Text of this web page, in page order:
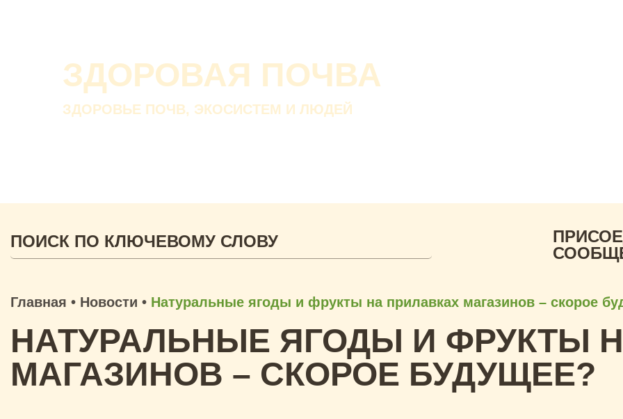
ЗДОРОВАЯ ПОЧВА
ЗДОРОВЬЕ ПОЧВ, ЭКОСИСТЕМ И ЛЮДЕЙ
Главная • Новости • Натуральные ягоды и фрукты на прилавках магазинов – скорое
НАТУРАЛЬНЫЕ ЯГОДЫ И ФРУКТЫ
МАГАЗИНОВ – СКОРОЕ БУДУЩЕЕ?